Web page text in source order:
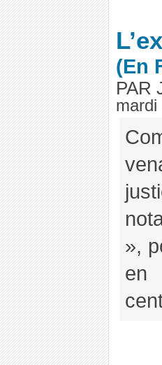
(En
PAR
mardi
»,
en